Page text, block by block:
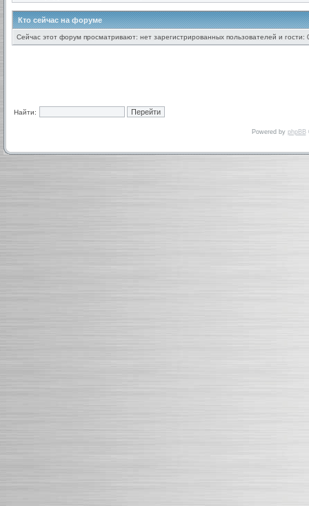
Кто сейчас на форуме
Сейчас этот форум просматривают: нет зарегистрированных пользователей и гости:
Найти:
Powered by phpBB